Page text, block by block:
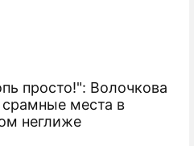
просто!": Волочкова
места в
неглиже